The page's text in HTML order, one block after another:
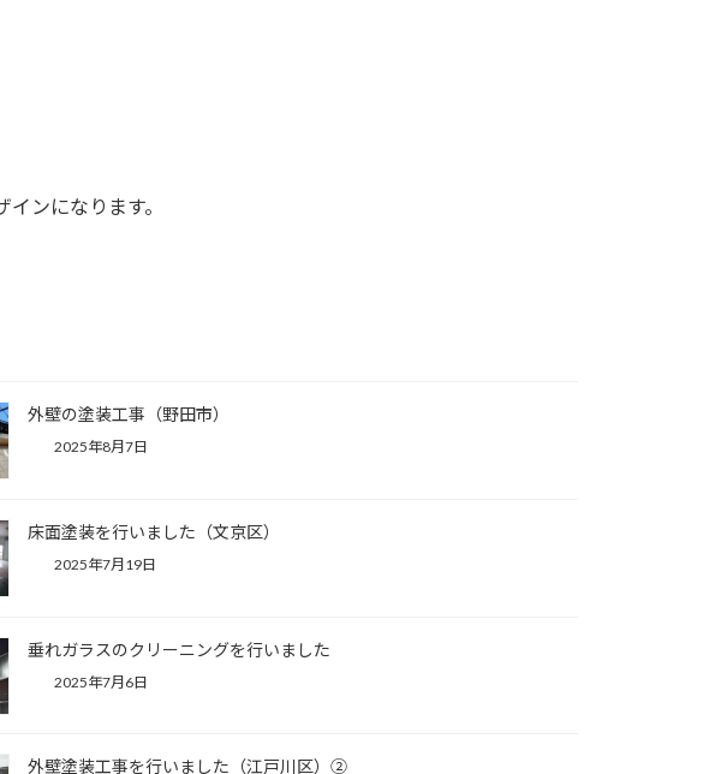
ンになります。
外壁の塗装工事（野田市）
2025年8月7日
床面塗装を行いました（文京区）
2025年7月19日
垂れガラスのクリーニングを行いました
2025年7月6日
外壁塗装工事を行いました（江戸川区）②